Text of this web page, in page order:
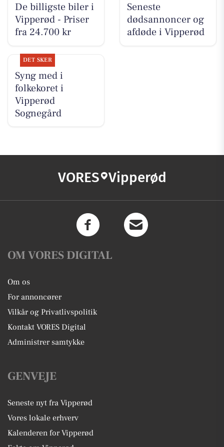
De billigste biler i
Vipperød - Priser
fra 24.700 kr
Seneste
dødsannoncer og
afdøde i Vipperød
DET SKER
Syng med i
folkekoret i
Vipperød
Sognegård
VORES Vipperød
OM VORES DIGITAL
Om os
For annoncører
Vilkår og Privatlivspolitik
Kontakt VORES Digital
Administrer samtykke
GENVEJE
Seneste nyt fra Vipperød
Vores lokale erhverv
Kalenderen for Vipperød